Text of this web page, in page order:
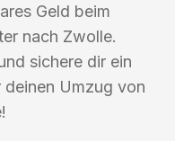
Geld beim
nach Zwolle.
sichere dir ein
Umzug von